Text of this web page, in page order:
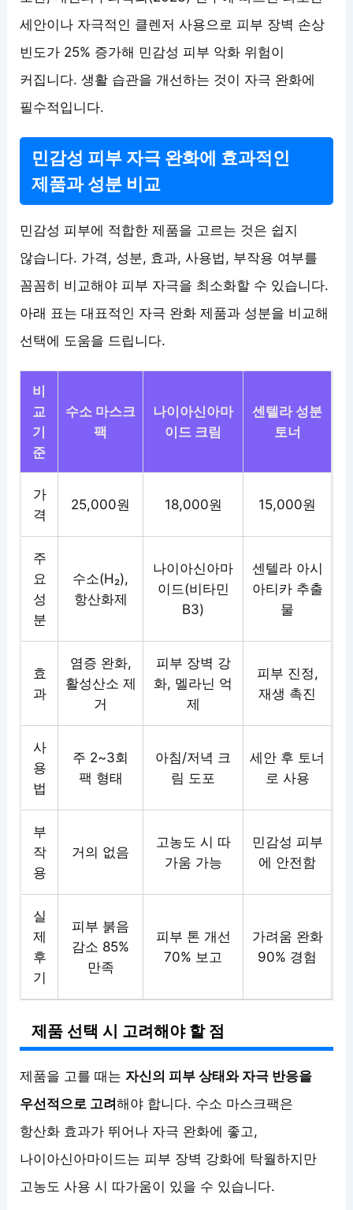
세안이나 자극적인 클렌저 사용으로 피부 장벽 손상
빈도가 25% 증가해 민감성 피부 악화 위험이
커집니다. 생활 습관을 개선하는 것이 자극 완화에
필수적입니다.
민감성 피부 자극 완화에 효과적인
제품과 성분 비교
민감성 피부에 적합한 제품을 고르는 것은 쉽지
않습니다. 가격, 성분, 효과, 사용법, 부작용 여부를
꼼꼼히 비교해야 피부 자극을 최소화할 수 있습니다.
아래 표는 대표적인 자극 완화 제품과 성분을 비교해
선택에 도움을 드립니다.
비
교
기
준
수소 마스크
팩
나이아신아마
이드 크림
센텔라 성분
토너
가
격
25,000원 18,000원 15,000원
주
요
성
분
수소(H₂),
항산화제
나이아신아마
이드(비타민
B3)
센텔라 아시
아티카 추출
물
효
과
염증 완화,
활성산소 제
거
피부 장벽 강
화, 멜라닌 억
제
피부 진정,
재생 촉진
사
용
법
주 2~3회
팩 형태
아침/저녁 크
림 도포
세안 후 토너
로 사용
부
작
용
거의 없음
고농도 시 따
가움 가능
민감성 피부
에 안전함
실
제
후
기
피부 붉음
감소 85%
만족
피부 톤 개선
70% 보고
가려움 완화
90% 경험
제품 선택 시 고려해야 할 점
제품을 고를 때는 자신의 피부 상태와 자극 반응을
우선적으로 고려해야 합니다. 수소 마스크팩은
항산화 효과가 뛰어나 자극 완화에 좋고,
나이아신아마이드는 피부 장벽 강화에 탁월하지만
고농도 사용 시 따가움이 있을 수 있습니다.